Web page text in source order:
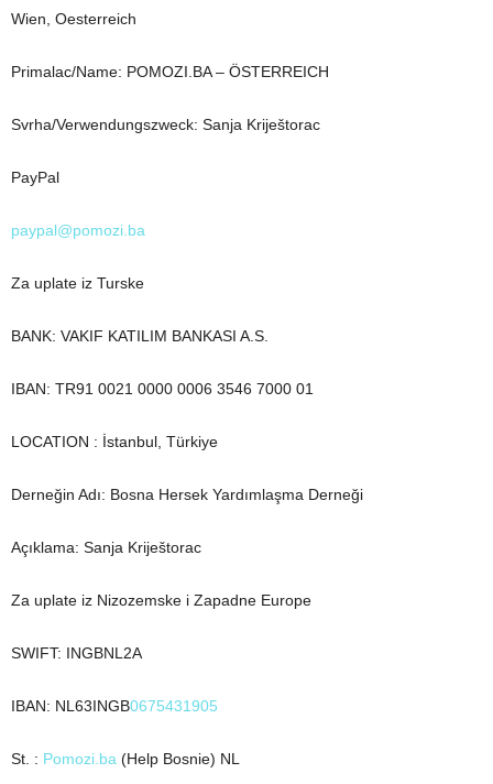
Wien, Oesterreich
Primalac/Name: POMOZI.BA – ÖSTERREICH
Svrha/Verwendungszweck: Sanja Kriještorac
PayPal
paypal@pomozi.ba
Za uplate iz Turske
BANK: VAKIF KATILIM BANKASI A.S.
IBAN: TR91 0021 0000 0006 3546 7000 01
LOCATION : İstanbul, Türkiye
Derneğin Adı: Bosna Hersek Yardımlaşma Derneği
Açıklama: Sanja Kriještorac
Za uplate iz Nizozemske i Zapadne Europe
SWIFT: INGBNL2A
IBAN: NL63INGB0675431905
St. : Pomozi.ba (Help Bosnie) NL